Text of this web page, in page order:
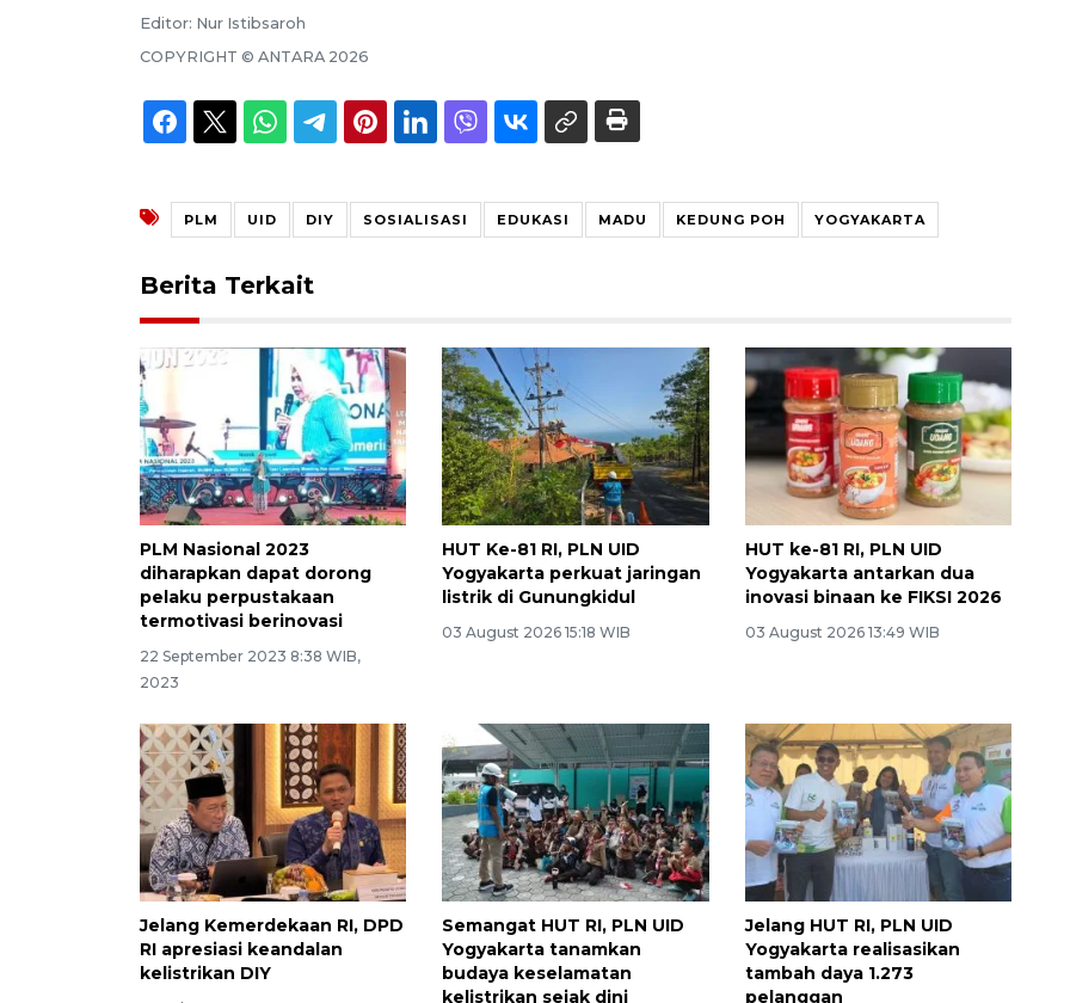
Editor: Nur Istibsaroh
COPYRIGHT © ANTARA 2026
PLM UID DIY SOSIALISASI EDUKASI MADU KEDUNG POH YOGYAKARTA
Berita Terkait
PLM Nasional 2023
diharapkan dapat dorong
pelaku perpustakaan
termotivasi berinovasi
22 September 2023 8:38 WIB,
2023
HUT Ke-81 RI, PLN UID
Yogyakarta perkuat jaringan
listrik di Gunungkidul
03 August 2026 15:18 WIB
HUT ke-81 RI, PLN UID
Yogyakarta antarkan dua
inovasi binaan ke FIKSI 2026
03 August 2026 13:49 WIB
Jelang Kemerdekaan RI, DPD
RI apresiasi keandalan
kelistrikan DIY
Semangat HUT RI, PLN UID
Yogyakarta tanamkan
budaya keselamatan
kelistrikan sejak dini
Jelang HUT RI, PLN UID
Yogyakarta realisasikan
tambah daya 1.273
pelanggan